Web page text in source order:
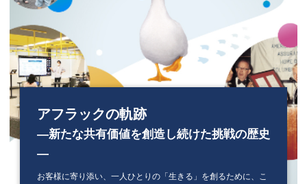
アフラックの
コアバリューに基づくCSV経営
アフラックは「生きる」を創ることで これからも、社会と共有
アフラックの軌跡
―新たな共有価値を創造し続けた挑戦の歴史
―
お客様に寄り添い、一人ひとりの「生きる」を創るために、こ